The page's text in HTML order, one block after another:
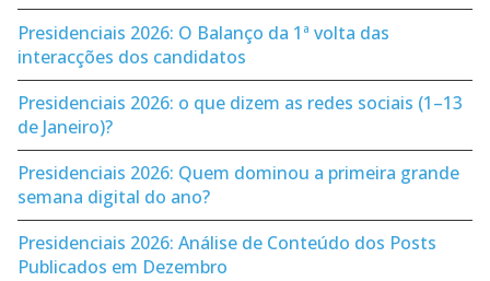
Presidenciais 2026: O Balanço da 1ª volta das
interacções dos candidatos
Presidenciais 2026: o que dizem as redes sociais (1–13
de Janeiro)?
Presidenciais 2026: Quem dominou a primeira grande
semana digital do ano?
Presidenciais 2026: Análise de Conteúdo dos Posts
Publicados em Dezembro